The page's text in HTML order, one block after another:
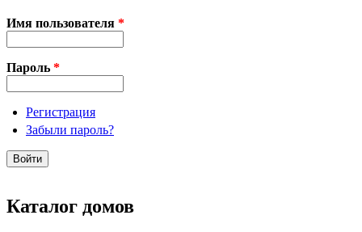
Имя пользователя *
Пароль *
Регистрация
Забыли пароль?
Каталог домов